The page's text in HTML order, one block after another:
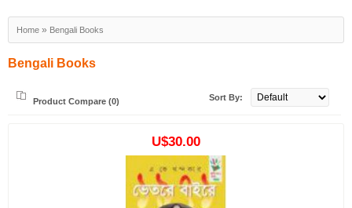
Home » Bengali Books
Bengali Books
Sort By:
Product Compare (0)
U$30.00